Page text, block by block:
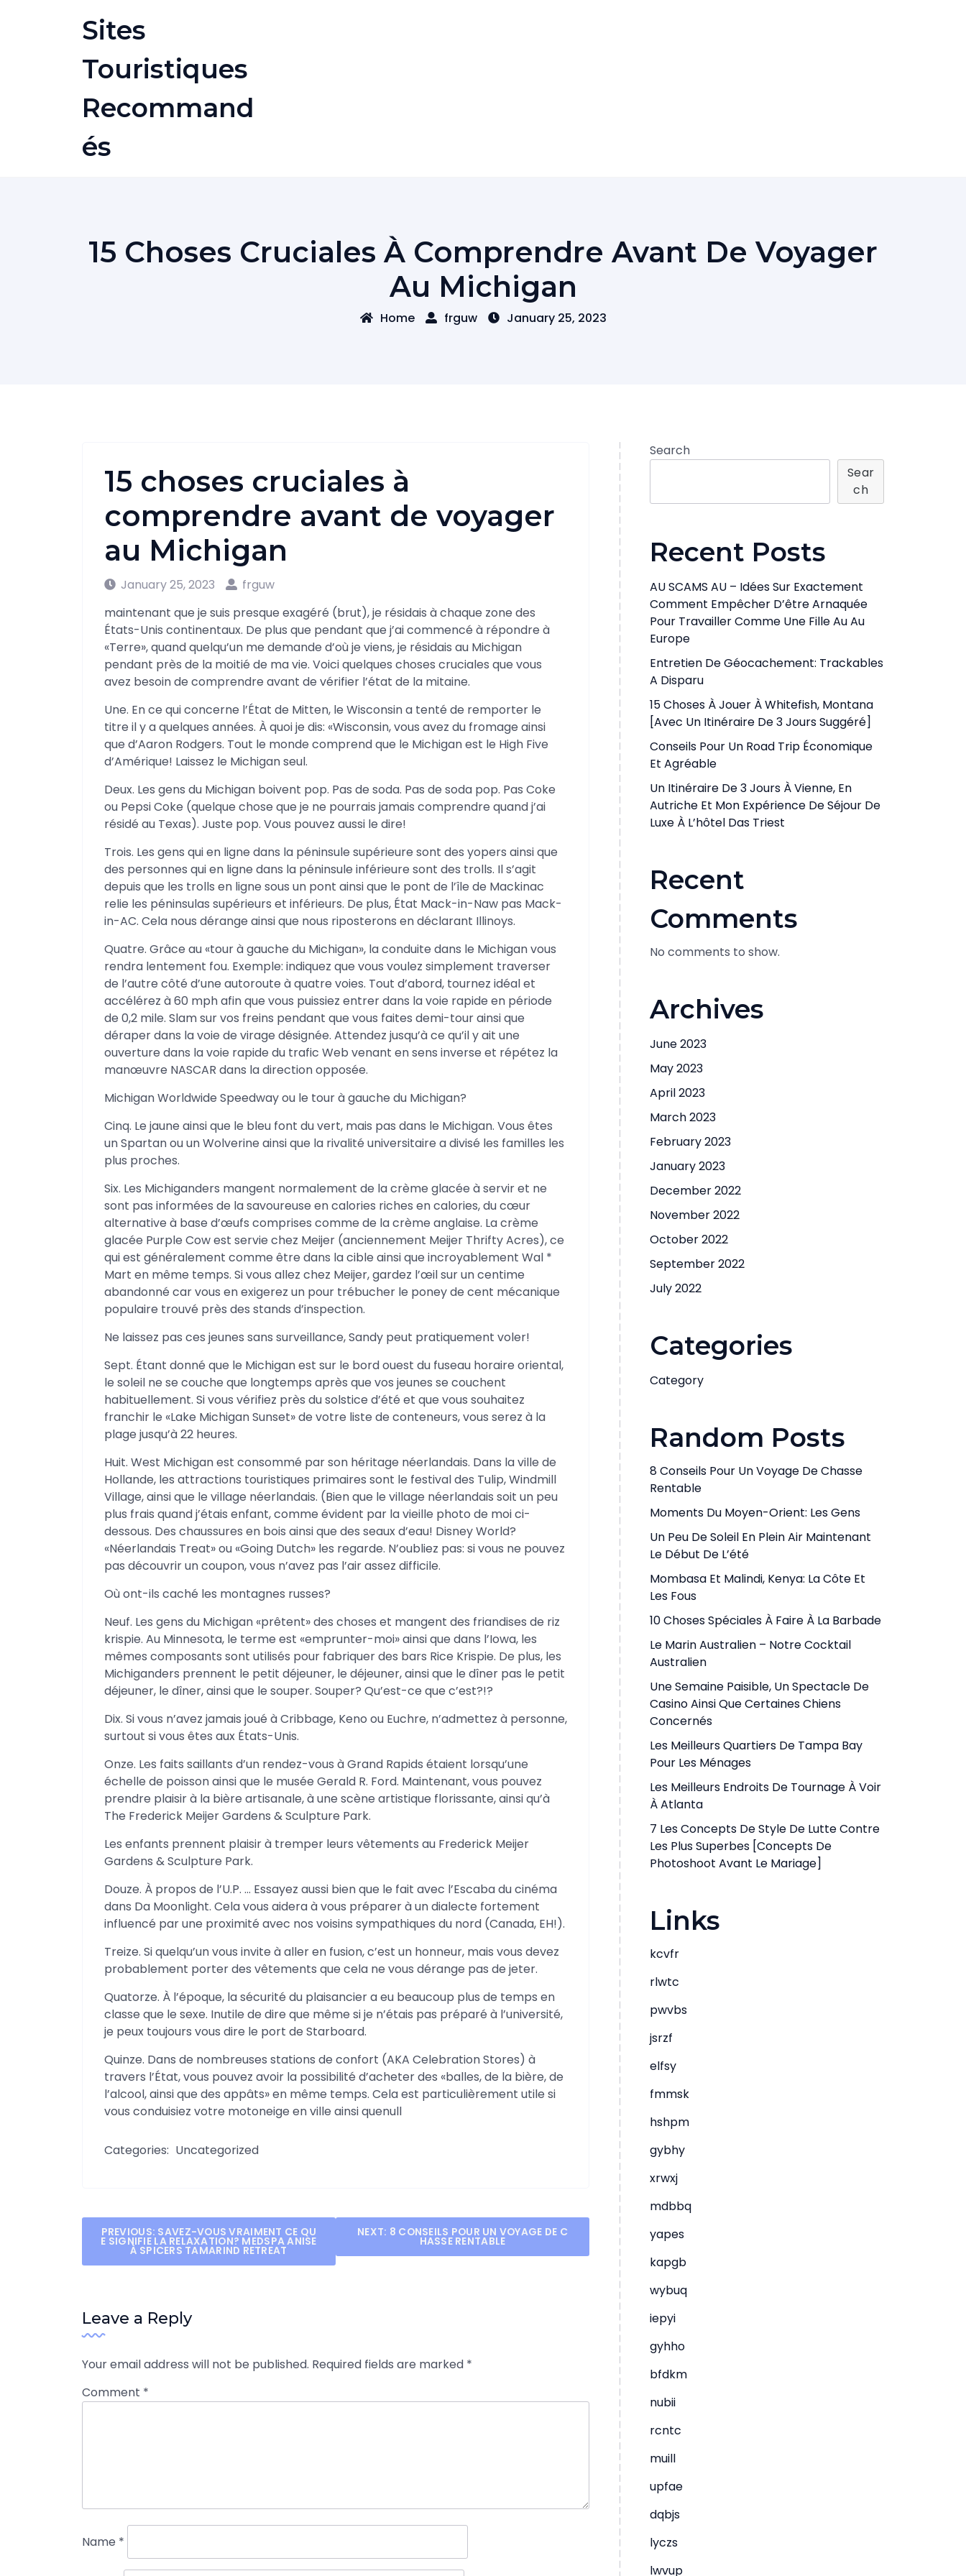
Sites
Touristiques
Recommand
És
15 Choses Cruciales À Comprendre Avant De Voyager
Au Michigan
Home frguw January 25, 2023
15 choses cruciales à
comprendre avant de voyager
au Michigan
January 25, 2023
frguw
maintenant que je suis presque exagéré (brut), je résidais à chaque zone des
États-Unis continentaux. De plus que pendant que j’ai commencé à répondre à
«Terre», quand quelqu’un me demande d’où je viens, je résidais au Michigan
pendant près de la moitié de ma vie. Voici quelques choses cruciales que vous
avez besoin de comprendre avant de vérifier l’état de la mitaine.
Une. En ce qui concerne l’État de Mitten, le Wisconsin a tenté de remporter le
titre il y a quelques années. À quoi je dis: «Wisconsin, vous avez du fromage ainsi
que d’Aaron Rodgers. Tout le monde comprend que le Michigan est le High Five
d’Amérique! Laissez le Michigan seul.
Deux. Les gens du Michigan boivent pop. Pas de soda. Pas de soda pop. Pas Coke
ou Pepsi Coke (quelque chose que je ne pourrais jamais comprendre quand j’ai
résidé au Texas). Juste pop. Vous pouvez aussi le dire!
Trois. Les gens qui en ligne dans la péninsule supérieure sont des yopers ainsi que
des personnes qui en ligne dans la péninsule inférieure sont des trolls. Il s’agit
depuis que les trolls en ligne sous un pont ainsi que le pont de l’île de Mackinac
relie les péninsulas supérieurs et inférieurs. De plus, État Mack-in-Naw pas Mack-
in-AC. Cela nous dérange ainsi que nous riposterons en déclarant Illinoys.
Quatre. Grâce au «tour à gauche du Michigan», la conduite dans le Michigan vous
rendra lentement fou. Exemple: indiquez que vous voulez simplement traverser
de l’autre côté d’une autoroute à quatre voies. Tout d’abord, tournez idéal et
accélérez à 60 mph afin que vous puissiez entrer dans la voie rapide en période
de 0,2 mile. Slam sur vos freins pendant que vous faites demi-tour ainsi que
déraper dans la voie de virage désignée. Attendez jusqu’à ce qu’il y ait une
ouverture dans la voie rapide du trafic Web venant en sens inverse et répétez la
manœuvre NASCAR dans la direction opposée.
Michigan Worldwide Speedway ou le tour à gauche du Michigan?
Cinq. Le jaune ainsi que le bleu font du vert, mais pas dans le Michigan. Vous êtes
un Spartan ou un Wolverine ainsi que la rivalité universitaire a divisé les familles les
plus proches.
Six. Les Michiganders mangent normalement de la crème glacée à servir et ne
sont pas informées de la savoureuse en calories riches en calories, du cœur
alternative à base d’œufs comprises comme de la crème anglaise. La crème
glacée Purple Cow est servie chez Meijer (anciennement Meijer Thrifty Acres), ce
qui est généralement comme être dans la cible ainsi que incroyablement Wal *
Mart en même temps. Si vous allez chez Meijer, gardez l’œil sur un centime
abandonné car vous en exigerez un pour trébucher le poney de cent mécanique
populaire trouvé près des stands d’inspection.
Ne laissez pas ces jeunes sans surveillance, Sandy peut pratiquement voler!
Sept. Étant donné que le Michigan est sur le bord ouest du fuseau horaire oriental,
le soleil ne se couche que longtemps après que vos jeunes se couchent
habituellement. Si vous vérifiez près du solstice d’été et que vous souhaitez
franchir le «Lake Michigan Sunset» de votre liste de conteneurs, vous serez à la
plage jusqu’à 22 heures.
Huit. West Michigan est consommé par son héritage néerlandais. Dans la ville de
Hollande, les attractions touristiques primaires sont le festival des Tulip, Windmill
Village, ainsi que le village néerlandais. (Bien que le village néerlandais soit un peu
plus frais quand j’étais enfant, comme évident par la vieille photo de moi ci-
dessous. Des chaussures en bois ainsi que des seaux d’eau! Disney World?
«Néerlandais Treat» ou «Going Dutch» les regarde. N’oubliez pas: si vous ne pouvez
pas découvrir un coupon, vous n’avez pas l’air assez difficile.
Où ont-ils caché les montagnes russes?
Neuf. Les gens du Michigan «prêtent» des choses et mangent des friandises de riz
krispie. Au Minnesota, le terme est «emprunter-moi» ainsi que dans l’Iowa, les
mêmes composants sont utilisés pour fabriquer des bars Rice Krispie. De plus, les
Michiganders prennent le petit déjeuner, le déjeuner, ainsi que le dîner pas le petit
déjeuner, le dîner, ainsi que le souper. Souper? Qu’est-ce que c’est?!?
Dix. Si vous n’avez jamais joué à Cribbage, Keno ou Euchre, n’admettez à personne,
surtout si vous êtes aux États-Unis.
Onze. Les faits saillants d’un rendez-vous à Grand Rapids étaient lorsqu’une
échelle de poisson ainsi que le musée Gerald R. Ford. Maintenant, vous pouvez
prendre plaisir à la bière artisanale, à une scène artistique florissante, ainsi qu’à
The Frederick Meijer Gardens & Sculpture Park.
Les enfants prennent plaisir à tremper leurs vêtements au Frederick Meijer
Gardens & Sculpture Park.
Douze. À propos de l’U.P. … Essayez aussi bien que le fait avec l’Escaba du cinéma
dans Da Moonlight. Cela vous aidera à vous préparer à un dialecte fortement
influencé par une proximité avec nos voisins sympathiques du nord (Canada, EH!).
Treize. Si quelqu’un vous invite à aller en fusion, c’est un honneur, mais vous devez
probablement porter des vêtements que cela ne vous dérange pas de jeter.
Quatorze. À l’époque, la sécurité du plaisancier a eu beaucoup plus de temps en
classe que le sexe. Inutile de dire que même si je n’étais pas préparé à l’université,
je peux toujours vous dire le port de Starboard.
Quinze. Dans de nombreuses stations de confort (AKA Celebration Stores) à
travers l’État, vous pouvez avoir la possibilité d’acheter des «balles, de la bière, de
l’alcool, ainsi que des appâts» en même temps. Cela est particulièrement utile si
vous conduisiez votre motoneige en ville ainsi quenull
Categories: Uncategorized
Post
navigation
PREVIOUS: SAVEZ-VOUS VRAIMENT CE QU
E SIGNIFIE LA RELAXATION? MEDSPA ANISE
À SPICERS TAMARIND RETREAT
NEXT: 8 CONSEILS POUR UN VOYAGE DE C
HASSE RENTABLE
Leave a Reply
Your email address will not be published. Required fields are marked *
Comment *
Name *
Search
Sear
Ch
Recent Posts
AU SCAMS AU – Idées Sur Exactement
Comment Empêcher D’être Arnaquée
Pour Travailler Comme Une Fille Au Au
Europe
Entretien De Géocachement: Trackables
A Disparu
15 Choses À Jouer À Whitefish, Montana
[avec Un Itinéraire De 3 Jours Suggéré]
Conseils Pour Un Road Trip Économique
Et Agréable
Un Itinéraire De 3 Jours À Vienne, En
Autriche Et Mon Expérience De Séjour De
Luxe À L’hôtel Das Triest
Recent
Comments
No comments to show.
Archives
June 2023
May 2023
April 2023
March 2023
February 2023
January 2023
December 2022
November 2022
October 2022
September 2022
July 2022
Categories
Category
Random Posts
8 Conseils Pour Un Voyage De Chasse
Rentable
Moments Du Moyen-Orient: Les Gens
Un Peu De Soleil En Plein Air Maintenant
Le Début De L’été
Mombasa Et Malindi, Kenya: La Côte Et
Les Fous
10 Choses Spéciales À Faire À La Barbade
Le Marin Australien – Notre Cocktail
Australien
Une Semaine Paisible, Un Spectacle De
Casino Ainsi Que Certaines Chiens
Concernés
Les Meilleurs Quartiers De Tampa Bay
Pour Les Ménages
Les Meilleurs Endroits De Tournage À Voir
À Atlanta
7 Les Concepts De Style De Lutte Contre
Les Plus Superbes [Concepts De
Photoshoot Avant Le Mariage]
Links
kcvfr
rlwtc
pwvbs
jsrzf
elfsy
fmmsk
hshpm
gybhy
xrwxj
mdbbq
yapes
kapgb
wybuq
iepyi
gyhho
bfdkm
nubii
rcntc
muill
upfae
dqbjs
lyczs
lwvup